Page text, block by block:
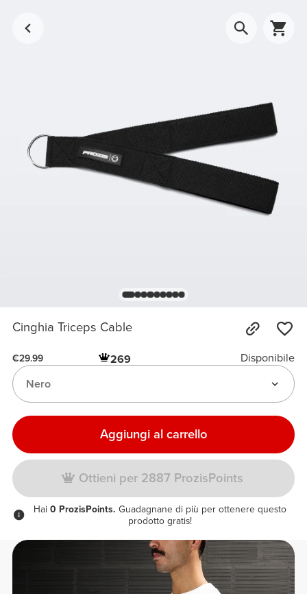
Cinghia Triceps Cable
€29.99 269
Disponibile
Nero
Aggiungi al carrello
Ottieni per 2887 ProzisPoints
Hai 0 ProzisPoints. Guadagnane di più per ottenere questo
prodotto gratis!